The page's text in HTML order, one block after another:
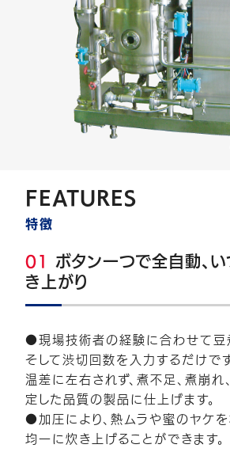
FEATURES
特徴
01
ボタン一つで全自動、
き上がり
●現場技術者の経験に合わせて豆
そして渋切回数を入力するだけで
温差に左右されず、煮不足、煮崩れ
定した品質の製品に仕上げます。
●加圧により、熱ムラや蜜のヤケを
均一に炊き上げることができます。